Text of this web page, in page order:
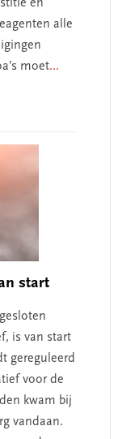
en
alle
moet...
start
is van start
gereguleerd
voor de
kwam bij
vandaan.